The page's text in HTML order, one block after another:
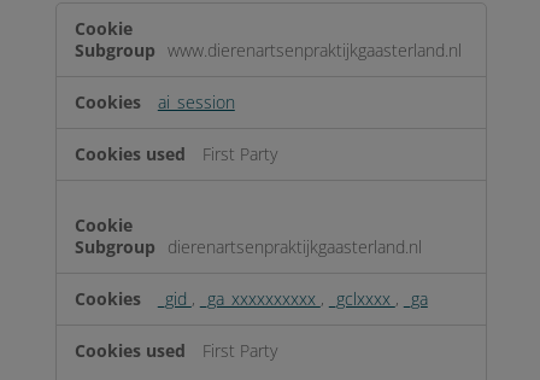
www.dierenartsenpraktijkgaasterland.nl
ai_session
First Party
dierenartsenpraktijkgaasterland.nl
_gid , _ga_xxxxxxxxxx , _gclxxxx , _ga
First Party